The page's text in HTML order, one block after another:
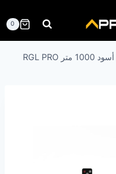
0
شفاط بيورتى 90 سم زجاج أسود 1000 متر RGL PRO